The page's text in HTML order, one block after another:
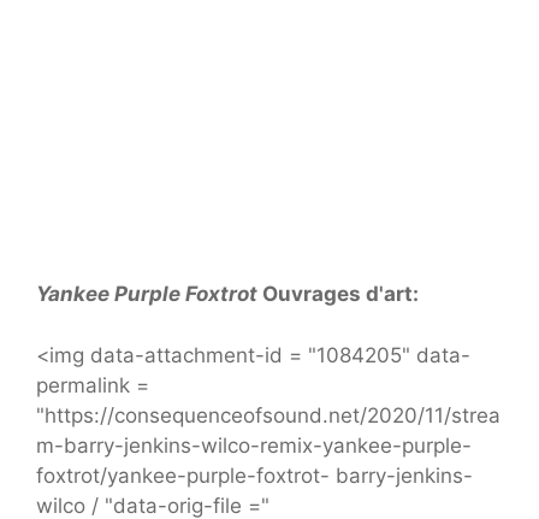
Yankee Purple Foxtrot Ouvrages d'art:
<img data-attachment-id = "1084205" data-
permalink =
"https://consequenceofsound.net/2020/11/strea
m-barry-jenkins-wilco-remix-yankee-purple-
foxtrot/yankee-purple-foxtrot- barry-jenkins-
wilco / "data-orig-file ="